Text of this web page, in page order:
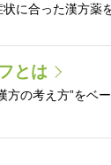
状に合った漢方薬
とは
方の考え方”をベ